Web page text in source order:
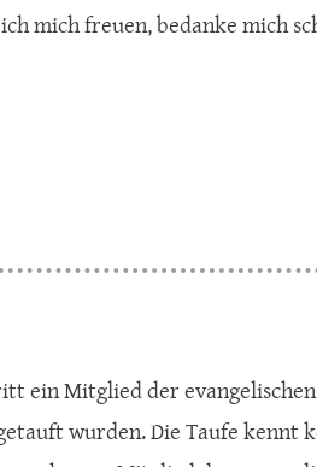
mich freuen, bedanke mich
ein Mitglied der
wurden. Die Taufe kennt